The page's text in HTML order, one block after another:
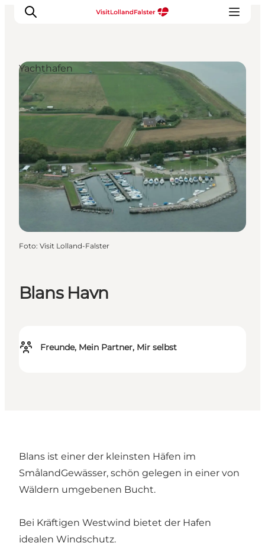
Natur und Outdoor
Familienurlaub
Gastronomie
Urlaubsplaner
Blans Havn
Freunde, Mein Partner, Mir selbst
Yachthafen
Foto: Visit Lolland-Falster
Blans ist einer der kleinsten Häfen im
SmålandGewässer, schön gelegen in einer von
Wäldern umgebenen Bucht.
Bei Kräftigen Westwind bietet der Hafen
idealen Windschutz.